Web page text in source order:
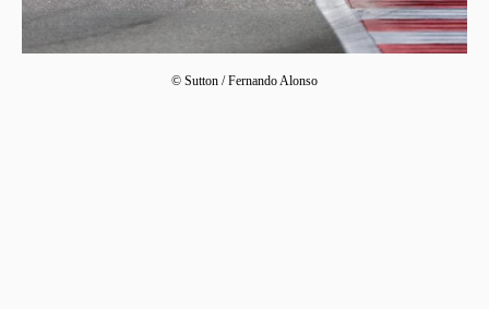
© Sutton / Fernando Alonso